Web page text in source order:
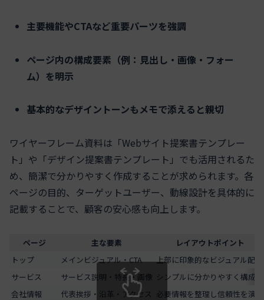
主要機能やCTAなど重要パーツを強調
ページ内の構成要素（例：見出し・画像・フォー
ム）を明示
基本的なデザイントーンもメモで添えると親切
ワイヤーフレーム資料は「Webサイト提案書テンプレー
ト」や「デザイン提案書テンプレート」でも活用されるた
め、簡潔で分かりやすく作成することが求められます。各
ページの目的、ターゲットユーザー、動線設計を具体的に
記載することで、顧客の安心感も向上します。
ページ 主な要素
レイアウトポイント
トップ
メインビジュアル・CTA
上部に印象的なビジュアル配置
サービス
サービス説明・特長・画像 シンプルに分かりやすく構成
会社情報
代表挨拶・沿革・アクセス 必要情報を整理し信頼性を演出